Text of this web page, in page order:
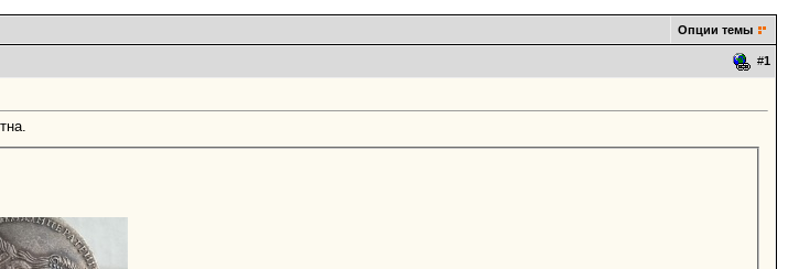
Опции темы
#1